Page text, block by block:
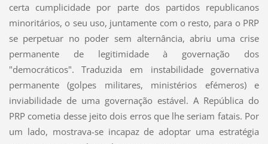
certa cumplicidade por parte dos partidos republicanos
minoritários, o seu uso, juntamente com o resto, para o PRP
se perpetuar no poder sem alternância, abriu uma crise
permanente de legitimidade à governação dos
"democráticos". Traduzida em instabilidade governativa
permanente (golpes militares, ministérios efémeros) e
inviabilidade de uma governação estável. A República do
PRP cometia desse jeito dois erros que lhe seriam fatais. Por
um lado, mostrava-se incapaz de adoptar uma estratégia